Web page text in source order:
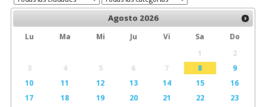
Agosto 2026
Lu Ma Mi Ju Vi Sa
Do
1
2
3
4 5 6 7 8
9
10
11 12 13 14 15
16
17
18 19 20 21 22
23